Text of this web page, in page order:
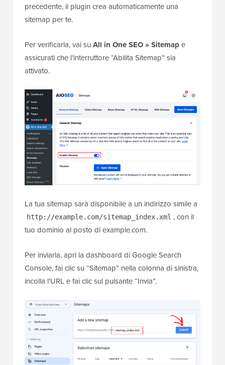
precedente, il plugin crea automaticamente una
sitemap per te.
Per verificarla, vai su All in One SEO » Sitemape
assicurati che l'interruttore “Abilita Sitemap” sia
attivato.
La tua sitemap sarà disponibile a un indirizzo simile a
http://example.com/sitemap_index.xml , con il
tuo dominio al posto di example.com.
Per inviarla, apri la dashboard di Google Search
Console, fai clic su “Sitemap” nella colonna di sinistra,
incolla l'URL e fai clic sul pulsante “Invia”.